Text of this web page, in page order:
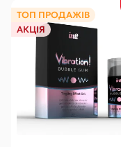
ТОП ПРОДАЖІВ
АКЦІЯ